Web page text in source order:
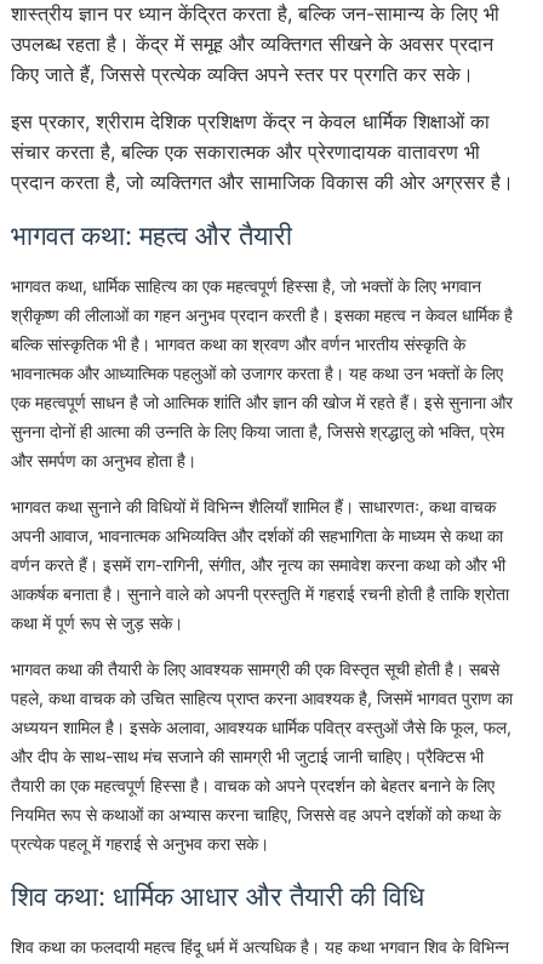
शास्त्रीय ज्ञान पर ध्यान केंद्रित करता है, बल्कि जन-सामान्य के लिए भी
उपलब्ध रहता है। केंद्र में समूह और व्यक्तिगत सीखने के अवसर प्रदान
किए जाते हैं, जिससे प्रत्येक व्यक्ति अपने स्तर पर प्रगति कर सके।
इस प्रकार, श्रीराम देशिक प्रशिक्षण केंद्र न केवल धार्मिक शिक्षाओं का
संचार करता है, बल्कि एक सकारात्मक और प्रेरणादायक वातावरण भी
प्रदान करता है, जो व्यक्तिगत और सामाजिक विकास की ओर अग्रसर है।
भागवत कथा: महत्व और तैयारी
भागवत कथा, धार्मिक साहित्य का एक महत्वपूर्ण हिस्सा है, जो भक्तों के लिए भगवान
श्रीकृष्ण की लीलाओं का गहन अनुभव प्रदान करती है। इसका महत्व न केवल धार्मिक है
बल्कि सांस्कृतिक भी है। भागवत कथा का श्रवण और वर्णन भारतीय संस्कृति के
भावनात्मक और आध्यात्मिक पहलुओं को उजागर करता है। यह कथा उन भक्तों के लिए
एक महत्वपूर्ण साधन है जो आत्मिक शांति और ज्ञान की खोज में रहते हैं। इसे सुनाना और
सुनना दोनों ही आत्मा की उन्नति के लिए किया जाता है, जिससे श्रद्धालु को भक्ति, प्रेम
और समर्पण का अनुभव होता है।
भागवत कथा सुनाने की विधियों में विभिन्न शैलियाँ शामिल हैं। साधारणतः, कथा वाचक
अपनी आवाज, भावनात्मक अभिव्यक्ति और दर्शकों की सहभागिता के माध्यम से कथा का
वर्णन करते हैं। इसमें राग-रागिनी, संगीत, और नृत्य का समावेश करना कथा को और भी
आकर्षक बनाता है। सुनाने वाले को अपनी प्रस्तुति में गहराई रचनी होती है ताकि श्रोता
कथा में पूर्ण रूप से जुड़ सके।
भागवत कथा की तैयारी के लिए आवश्यक सामग्री की एक विस्तृत सूची होती है। सबसे
पहले, कथा वाचक को उचित साहित्य प्राप्त करना आवश्यक है, जिसमें भागवत पुराण का
अध्ययन शामिल है। इसके अलावा, आवश्यक धार्मिक पवित्र वस्तुओं जैसे कि फूल, फल,
और दीप के साथ-साथ मंच सजाने की सामग्री भी जुटाई जानी चाहिए। प्रैक्टिस भी
तैयारी का एक महत्वपूर्ण हिस्सा है। वाचक को अपने प्रदर्शन को बेहतर बनाने के लिए
नियमित रूप से कथाओं का अभ्यास करना चाहिए, जिससे वह अपने दर्शकों को कथा के
प्रत्येक पहलू में गहराई से अनुभव करा सके।
शिव कथा: धार्मिक आधार और तैयारी की विधि
शिव कथा का फलदायी महत्व हिंदू धर्म में अत्यधिक है। यह कथा भगवान शिव के विभिन्न